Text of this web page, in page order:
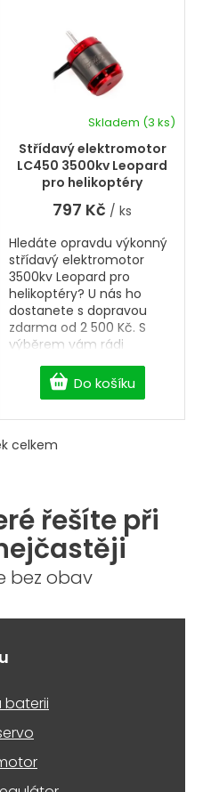
Střídavý elektromotor
LC450 3500kv Leopard
pro helikoptéry
Skladem (3 ks)
797 Kč / ks
Do košíku
Hledáte opravdu výkonný
střídavý elektromotor
3500kv Leopard pro
helikoptéry? U nás ho
dostanete s dopravou
zdarma od 2 500 Kč. S
výběrem vám rádi
O
d
a
c
í
p
v
y
p
s
u
celkem
řešíte při
bez obav
baterii